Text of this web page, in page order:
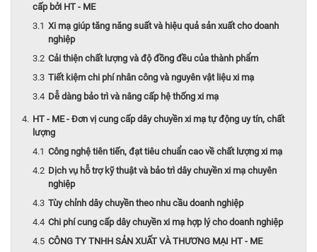
cấp bởi HT - ME
Xi mạ giúp tăng năng suất và hiệu quả sản xuất cho doanh
nghiệp
Cải thiện chất lượng và độ đồng đều của thành phẩm
Tiết kiệm chi phí nhân công và nguyên vật liệu xi mạ
Dễ dàng bảo trì và nâng cấp hệ thống xi mạ
HT - ME - Đơn vị cung cấp dây chuyền xi mạ tự động uy tín, chất
lượng
Công nghệ tiên tiến, đạt tiêu chuẩn cao về chất lượng xi mạ
Dịch vụ hỗ trợ kỹ thuật và bảo trì dây chuyền xi mạ chuyên
nghiệp
Tùy chỉnh dây chuyền theo nhu cầu doanh nghiệp
Chi phí cung cấp dây chuyền xi mạ hợp lý cho doanh nghiệp
CÔNG TY TNHH SẢN XUẤT VÀ THƯƠNG MẠI HT - ME